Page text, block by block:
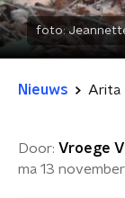
foto:
Nieuws Arita
Door: Vroege
ma 13